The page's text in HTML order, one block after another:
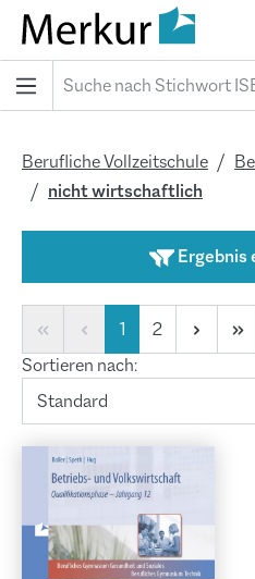
springen
Berufliche Vollzeitschule
nicht wirtschaftlich
Ergebnis
Seite
1 Seite
2
Sortieren nach: